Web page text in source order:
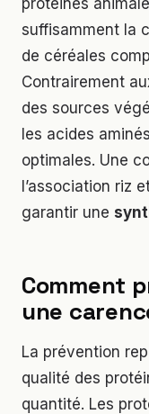
protéines
suffisamment la
de céréales
Contrairement
des sources
les acides
optimales. Une
l’association riz
garantir une
Comment
une
La prévention
qualité des
quantité. Les